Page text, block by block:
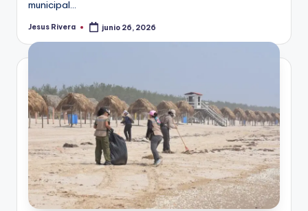
municipal…
Publicado
Jesus Rivera junio 26, 2026